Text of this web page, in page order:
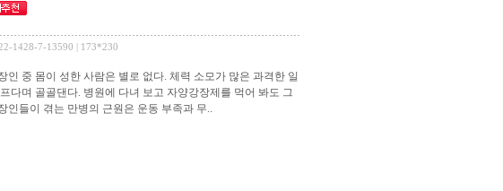
1428-7-13590 | 173*230
중 몸이 성한 사람은 별로 없다. 체력 소모가 많은 과격한 일
다며 골골댄다. 병원에 다녀 보고 자양강장제를 먹어 봐도 그
인들이 겪는 만병의 근원은 운동 부족과 무..